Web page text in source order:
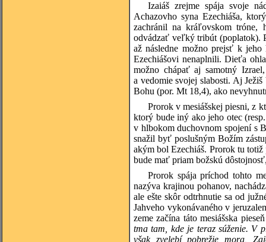
Izaiáš zrejme spája svoje
Achazovho syna Ezechiáša,
zachránil na kráľovskom tróne,
odvádzať veľký tribút (poplatok).
až následne možno prejsť k
Ezechiášovi nenaplnili. Dieťa
možno chápať aj samotný
a vedomie svojej slabosti. Aj
Bohu (por. Mt 18,4), ako
Prorok v mesiášskej piesni, z
ktorý bude iný ako jeho otec
v hlbokom duchovnom spojení s
snažil byť poslušným Božím
akým bol Ezechiáš. Prorok tu
bude mať priam božskú
Prorok spája príchod tohto
nazýva krajinou pohanov,
ale ešte skôr odtrhnutie sa od
Jahveho vykonávaného v
zeme začína táto mesiášska
tma tam, kde je teraz súženie. V
však zvelebí pobrežie mora,